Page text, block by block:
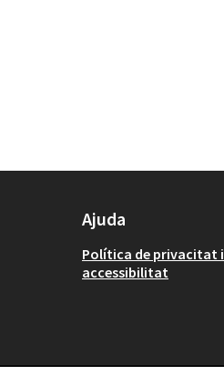
Ajuda
Política de privacitat i
accessibilitat